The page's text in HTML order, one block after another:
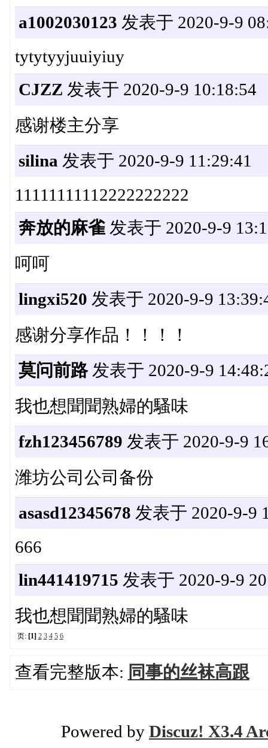
a1002030123 发表于 2020-9-9
tytytyyjuuiyiuy
CJZZ 发表于 2020-9-9 10:18:54
感谢楼主分享
silina 发表于 2020-9-9 11:29:41
11111111112222222222
奔放的麻雀发表于 2020-9-9
呵呵
lingxi520 发表于 2020-9-9
感谢分享作品！！！！
莫问前路发表于 2020-9-9
我也想聞聞熟婦的騷味
fzh123456789 发表于 2020-9-9
潍坊公司公司备份
asasd12345678 发表于 2020-9-9
666
lin441419715 发表于 2020-9-9
我也想聞聞熟婦的騷味
页: [1] 2 3 4 5 6
查看完整版本: 同事的丝袜高跟
Powered by Discuz! X3.4